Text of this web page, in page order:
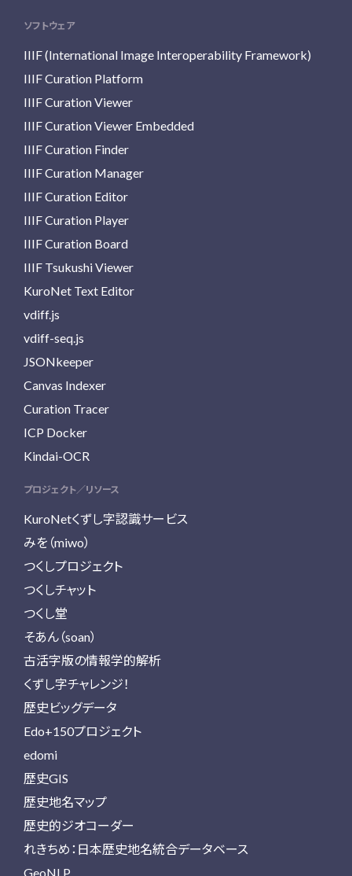
ソフトウェア
IIIF (International Image Interoperability Framework)
IIIF Curation Platform
IIIF Curation Viewer
IIIF Curation Viewer Embedded
IIIF Curation Finder
IIIF Curation Manager
IIIF Curation Editor
IIIF Curation Player
IIIF Curation Board
IIIF Tsukushi Viewer
KuroNet Text Editor
vdiff.js
vdiff-seq.js
JSONkeeper
Canvas Indexer
Curation Tracer
ICP Docker
Kindai-OCR
プロジェクト／リソース
KuroNetくずし字認識サービス
みを（miwo）
つくしプロジェクト
つくしチャット
つくし堂
そあん（soan）
古活字版の情報学的解析
くずし字チャレンジ！
歴史ビッグデータ
Edo+150プロジェクト
edomi
歴史GIS
歴史地名マップ
歴史的ジオコーダー
れきちめ：日本歴史地名統合データベース
GeoNLP